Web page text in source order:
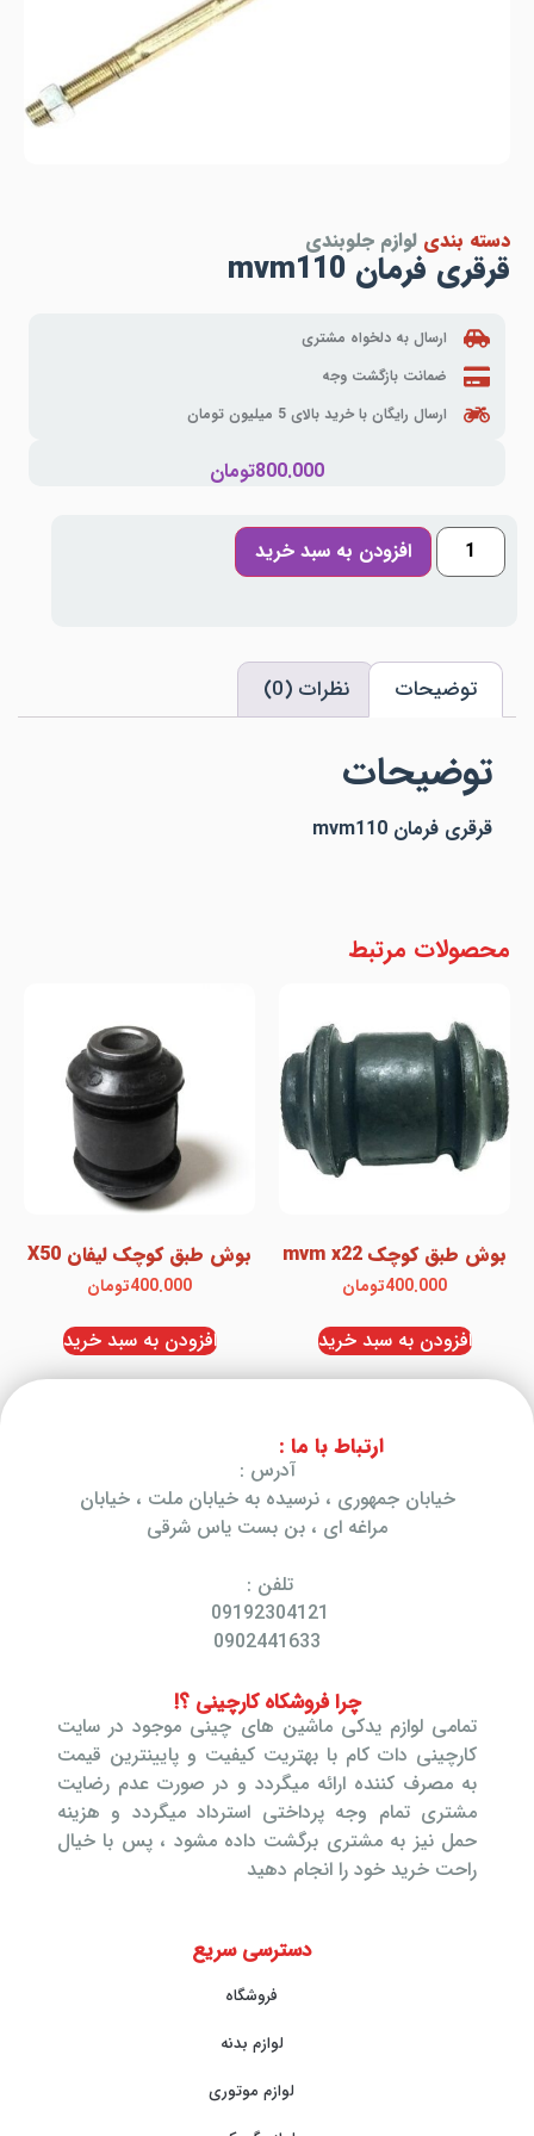
دسته بندی لوازم جلوبندی
قرقری فرمان mvm110
ارسال به دلخواه مشتری
ضمانت بازگشت وجه
ارسال رایگان با خرید بالای 5 میلیون تومان
800.000تومان
افزودن به سبد خرید
توضیحات نظرات (0)
توضیحات
قرقری فرمان mvm110
محصولات مرتبط
بوش طبق کوچک mvm x22
400.000تومان
افزودن به سبد خرید
بوش طبق کوچک لیفان X50
400.000تومان
افزودن به سبد خرید
ارتباط با ما :
آدرس :
خیابان جمهوری ، نرسیده به خیابان ملت ، خیابان
مراغه ای ، بن بست یاس شرقی
تلفن :
09192304121
0902441633
چرا فروشکاه کارچینی ؟!
تمامی لوازم یدکی ماشین های چینی موجود در سایت
کارچینی دات کام با بهتریت کیفیت و پایینترین قیمت
به مصرف کننده ارائه میگردد و در صورت عدم رضایت
مشتری تمام وجه پرداختی استرداد میگردد و هزینه
حمل نیز به مشتری برگشت داده مشود ، پس با خیال
راحت خرید خود را انجام دهید
دسترسی سریع
فروشگاه
لوازم بدنه
لوازم موتوری